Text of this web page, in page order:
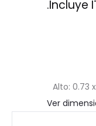
Incluye
Alto: 0.73
Ver